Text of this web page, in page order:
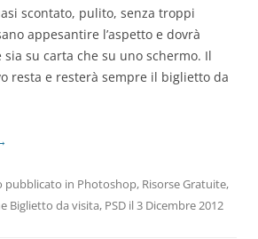
scontato, pulito, senza troppi
appesantire l’aspetto e dovrà
su carta che su uno schermo. Il
resta e resterà sempre il biglietto da
pubblicato in Photoshop, Risorse Gratuite,
Biglietto da visita, PSD il3 Dicembre 2012